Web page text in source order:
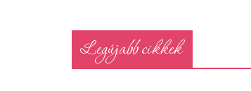
Legújabb cikkek